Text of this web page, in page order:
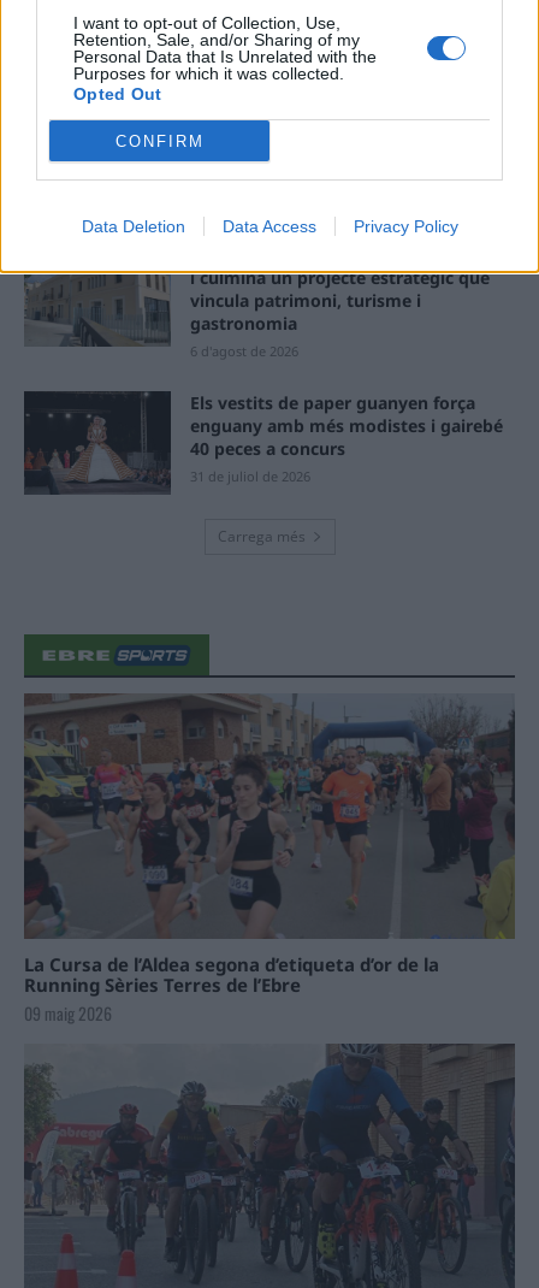
I want to opt-out of Collection, Use,
Retention, Sale, and/or Sharing of my
Personal Data that Is Unrelated with the
Purposes for which it was collected.
Opted Out
CONFIRM
Data Deletion Data Access Privacy Policy
eclipsi solar total de la seva història
7 d'agost de 2026
termini de les obres de l’aparcament
dels terrenys de Renfe per les altes
temperatures
i culmina un projecte estratègic que
vincula patrimoni, turisme i
gastronomia
6 d'agost de 2026
Els vestits de paper guanyen força
enguany amb més modistes i gairebé
40 peces a concurs
31 de juliol de 2026
Carrega més
La Cursa de l’Aldea segona d’etiqueta d’or de la
Running Sèries Terres de l’Ebre
09 maig 2026